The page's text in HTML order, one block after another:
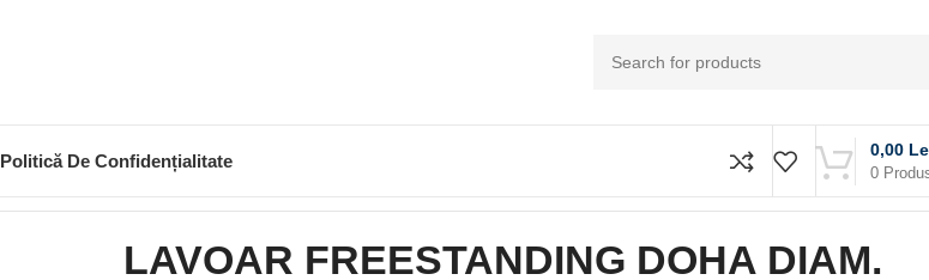
Politică De Confidențialitate
0
0,00
LAVOAR FREESTANDING DOHA DIAM.